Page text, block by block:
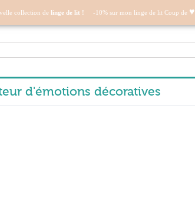
d'émotions décoratives
collection de linge de lit ! -10% sur mon linge de lit Coup de ♥